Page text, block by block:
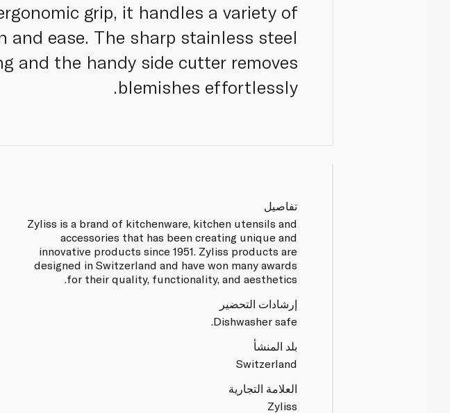
grip, it handles a variety of
ease. The sharp stainless steel
and the handy side cutter removes
blemishes effortlessly.
تفاصيل
Zyliss is a brand of kitchenware, kitchen utensils and
accessories that has been creating unique and
innovative products since 1951. Zyliss products are
designed in Switzerland and have won many awards
for their quality, functionality, and aesthetics.
إرشادات التحضير
Dishwasher safe.
بلد المنشأ
Switzerland
العلامة التجارية
Zyliss